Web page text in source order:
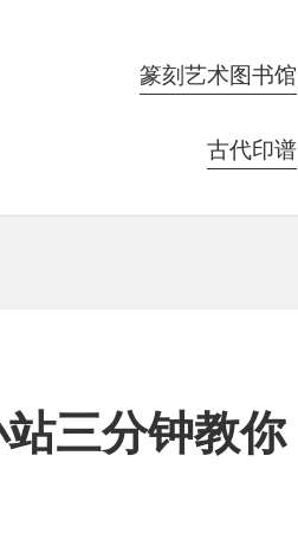
篆刻艺术图书馆
古代印谱
三分钟教你